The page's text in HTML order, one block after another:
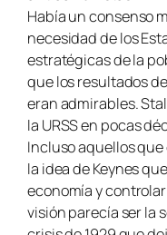
Había un consenso
necesidad de los
estratégicas de la
que los resultados
eran admirables.
la URSS en pocas
Incluso aquellos
la idea de Keynes
economía y
visión parecía ser la